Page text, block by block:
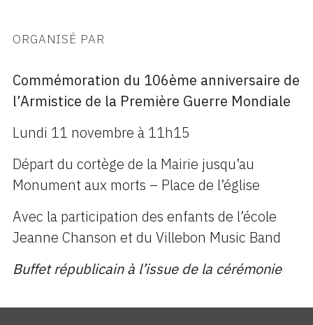
ORGANISÉ PAR
Commémoration du 106ème anniversaire de
l’Armistice de la Première Guerre Mondiale
Lundi 11 novembre à 11h15
Départ du cortège de la Mairie jusqu’au
Monument aux morts – Place de l’église
Avec la participation des enfants de l’école
Jeanne Chanson et du Villebon Music Band
Buffet républicain à l’issue de la cérémonie